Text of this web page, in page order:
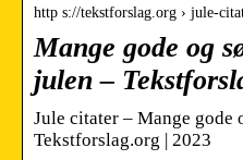
http s://tekstforslag.org › jule-
Mange gode og
julen –
Jule citater – Mange gode
Tekstforslag.org | 2023